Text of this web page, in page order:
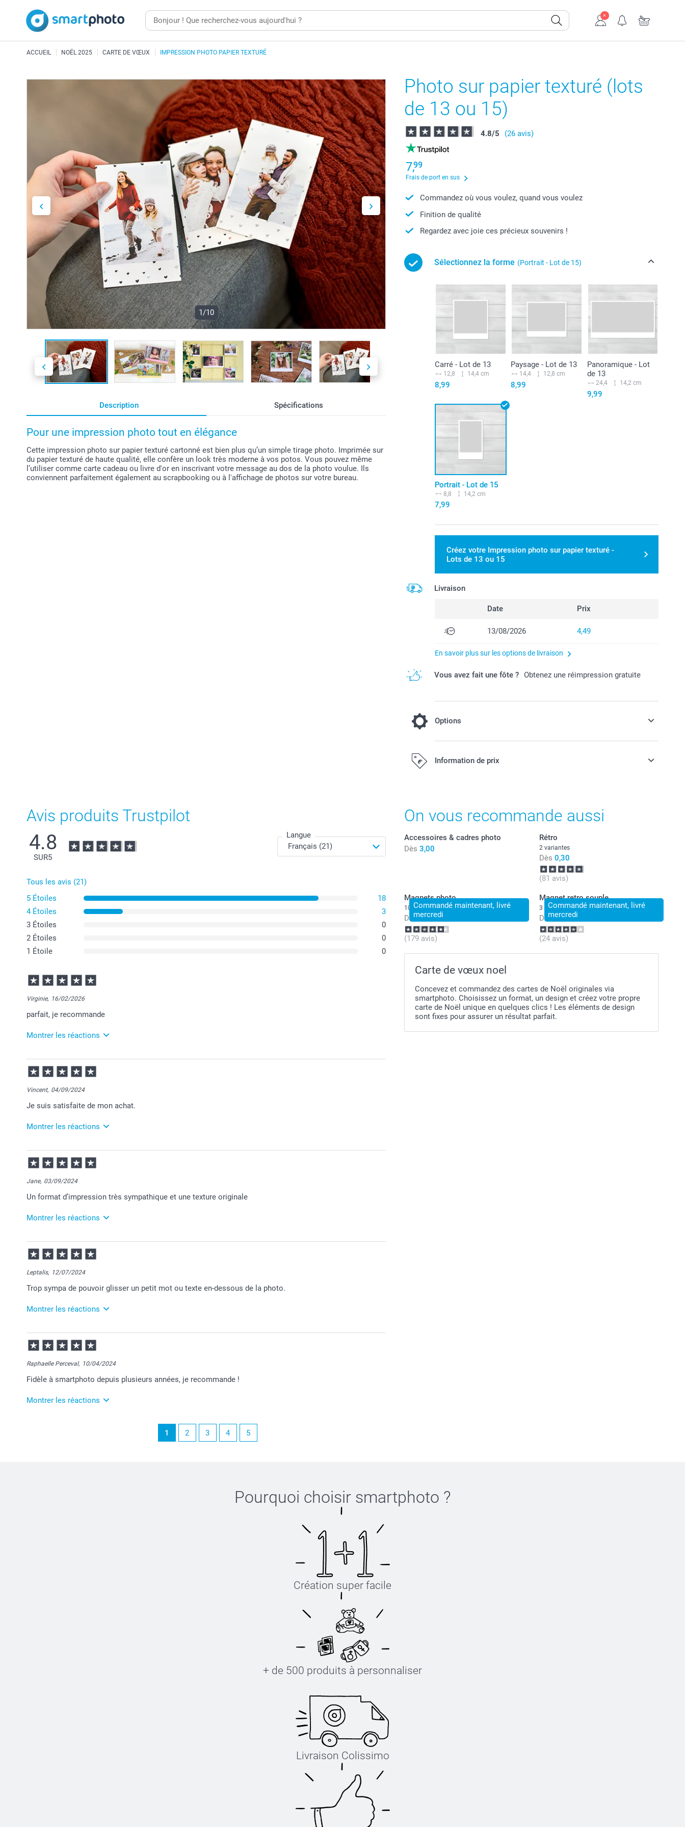
ACCUEIL NOËL 2025 CARTE DE VŒUX IMPRESSION PHOTO PAPIER TEXTURÉ
1/10
Description Spécifications
Pour une impression photo tout en élégance
Cette impression photo sur papier texturé cartonné est bien plus qu’un simple tirage photo. Imprimée sur
du papier texturé de haute qualité, elle confère un look très moderne à vos potos. Vous pouvez même
l’utiliser comme carte cadeau ou livre d'or en inscrivant votre message au dos de la photo voulue. Ils
conviennent parfaitement également au scrapbooking ou à l'affichage de photos sur votre bureau.
Photo sur papier texturé (lots
de 13 ou 15)
4.8/5 (26 avis)
7,99
Frais de port en sus
Commandez où vous voulez, quand vous voulez
Finition de qualité
Regardez avec joie ces précieux souvenirs !
Sélectionnez la forme (Portrait - Lot de 15)
Carré - Lot de 13
12,8 14,4 cm
8,99
Paysage - Lot de 13
14,4 12,8 cm
8,99
Panoramique - Lot
de 13
24,4 14,2 cm
9,99
Portrait - Lot de 15
8,8 14,2 cm
7,99
Créez votre Impression photo sur papier texturé -
Lots de 13 ou 15
Livraison
Date Prix
13/08/2026 4,49
En savoir plus sur les options de livraison
Vous avez fait une fôte ? Obtenez une réimpression gratuite
Options
Je commande un Porte-photo en bois
Information de prix
Avis produits Trustpilot
4.8
SUR5
Langue
Tous les avis (21)
5 Étoiles
18
4 Étoiles
3
3 Étoiles
0
2 Étoiles
0
1 Étoile
0
Virginie, 16/02/2026
parfait, je recommande
Montrer les réactions
27/02/2026
10:32
Merci Virginie pour votre commande et pour votre recommandation.
Je vous souhaite une agréable journée.
Florence@smartphoto
Vincent, 04/09/2024
Je suis satisfaite de mon achat.
Montrer les réactions
05/09/2024
10:51
Bonjour Sabrina,
Au plaisir de vous retrouver sur Smartphoto! C'est un plaisir d'apprendre votre satisfaction.
Cordialement,
Jane, 03/09/2024
Un format d’impression très sympathique et une texture originale
Montrer les réactions
10/09/2024
13:19
Merci Jane pour ce chouette commentaire!
Leptalis, 12/07/2024
Trop sympa de pouvoir glisser un petit mot ou texte en-dessous de la photo.
Montrer les réactions
15/07/2024
13:41
Merci pour ce précieux commentaire !
Julie@Smartphoto
Raphaelle Perceval, 10/04/2024
Fidèle à smartphoto depuis plusieurs années, je recommande !
Montrer les réactions
Merci Raphaelle pour ce chouette commentaire!
1 2 3 4 5
On vous recommande aussi
Accessoires & cadres photo
Dès 3,00
Rétro
2 variantes
Dès 0,30
(81 avis)
Commandé maintenant, livré
mercredi
Magnets photo
10+ variantes
Dès 8,99
(179 avis)
Commandé maintenant, livré
mercredi
Magnet retro souple
3 variantes
Dès 21,99
(24 avis)
Carte de vœux noel
Concevez et commandez des cartes de Noël originales via
smartphoto. Choisissez un format, un design et créez votre propre
carte de Noël unique en quelques clics ! Les éléments de design
sont fixes pour assurer un résultat parfait.
Pourquoi choisir smartphoto ?
Création super facile
+ de 500 produits à personnaliser
Livraison Colissimo